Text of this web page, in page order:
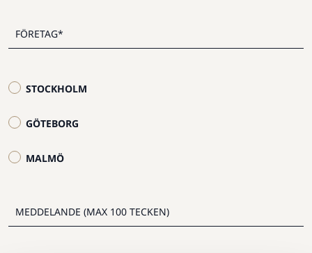
STOCKHOLM
GÖTEBORG
MALMÖ